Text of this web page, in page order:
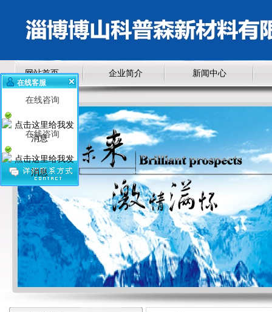
网站首页 企业简介 新闻中心
在线客服
在线咨询
在线咨询